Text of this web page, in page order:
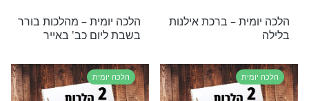
איך מקיימים את
הלכה יומית – שאילת טל